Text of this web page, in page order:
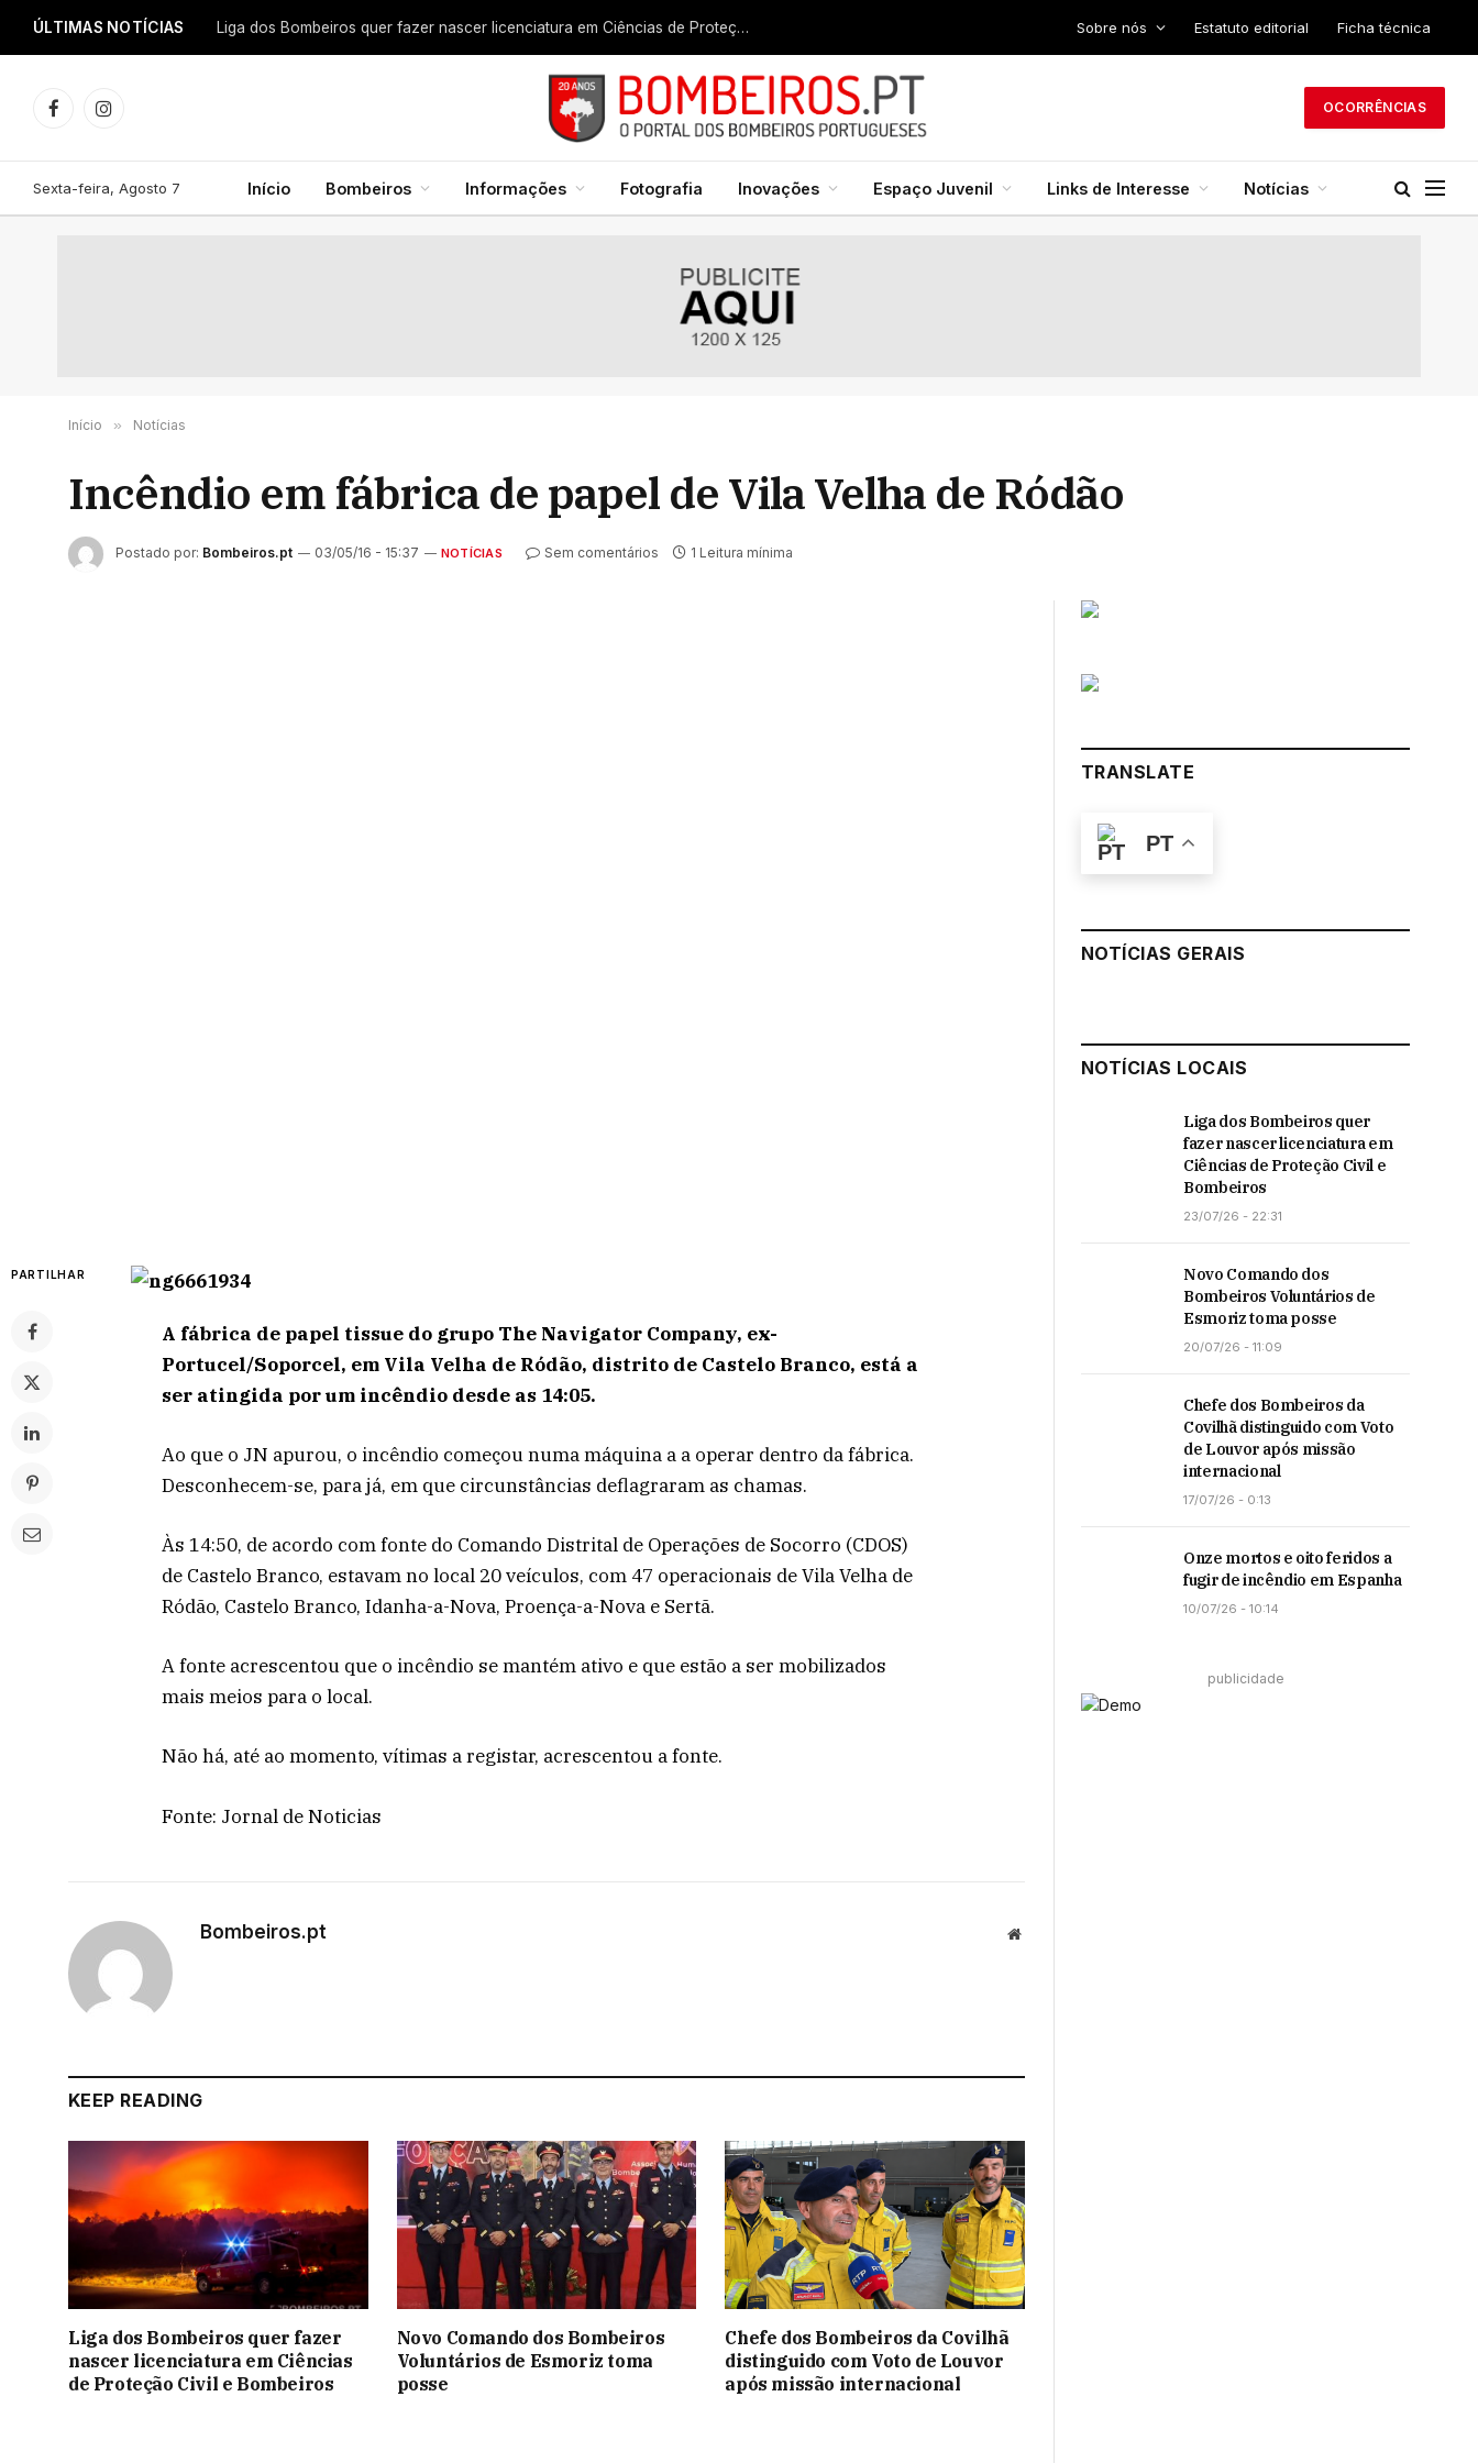
ÚLTIMAS NOTÍCIAS Liga dos Bombeiros quer fazer nascer licenciatura em Ciências de Proteção Civil e Bombeiros Sobre nós Estatuto editorial Ficha técnica
FacebookInstagram
OCORRÊNCIAS
Sexta-feira, Agosto 7 Início Bombeiros Informações Fotografia Inovações Espaço Juvenil Links de Interesse Notícias
Início » Notícias
Incêndio em fábrica de papel de Vila Velha de Ródão
Postado por: Bombeiros.pt 03/05/16 - 15:37 NOTÍCIAS Sem comentários 1 Leitura mínima
PARTILHAR
A fábrica de papel tissue do grupo The Navigator Company, ex-
Portucel/Soporcel, em Vila Velha de Ródão, distrito de Castelo Branco, está a
ser atingida por um incêndio desde as 14:05.
Ao que o JN apurou, o incêndio começou numa máquina a a operar dentro da fábrica.
Desconhecem-se, para já, em que circunstâncias deflagraram as chamas.
Às 14:50, de acordo com fonte do Comando Distrital de Operações de Socorro (CDOS)
de Castelo Branco, estavam no local 20 veículos, com 47 operacionais de Vila Velha de
Ródão, Castelo Branco, Idanha-a-Nova, Proença-a-Nova e Sertã.
A fonte acrescentou que o incêndio se mantém ativo e que estão a ser mobilizados
mais meios para o local.
Não há, até ao momento, vítimas a registar, acrescentou a fonte.
Fonte: Jornal de Noticias
Bombeiros.pt Website
KEEP READING
Liga dos Bombeiros quer fazer
nascer licenciatura em Ciências
de Proteção Civil e Bombeiros
Novo Comando dos Bombeiros
Voluntários de Esmoriz toma
posse
Chefe dos Bombeiros da Covilhã
distinguido com Voto de Louvor
após missão internacional
TRANSLATE
PT
NOTÍCIAS GERAIS
NOTÍCIAS LOCAIS
Liga dos Bombeiros quer
fazer nascer licenciatura em
Ciências de Proteção Civil e
Bombeiros
23/07/26 - 22:31
Novo Comando dos
Bombeiros Voluntários de
Esmoriz toma posse
20/07/26 - 11:09
Chefe dos Bombeiros da
Covilhã distinguido com Voto
de Louvor após missão
internacional
17/07/26 - 0:13
Onze mortos e oito feridos a
fugir de incêndio em Espanha
10/07/26 - 10:14
publicidade